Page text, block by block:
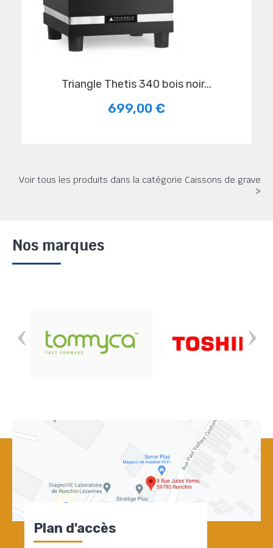
Triangle Thetis 340 bois noir...
699,00 €
Voir tous les produits dans la catégorie Caissons de grave
>
Nos marques
Plan d'accès